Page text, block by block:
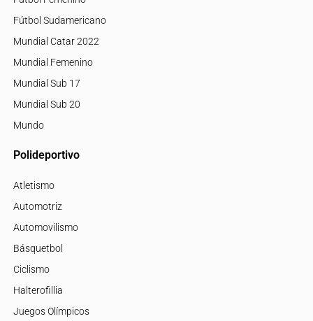
Fútbol Sudamericano
Mundial Catar 2022
Mundial Femenino
Mundial Sub 17
Mundial Sub 20
Mundo
Polideportivo
Atletismo
Automotriz
Automovilismo
Básquetbol
Ciclismo
Halterofillia
Juegos Olímpicos